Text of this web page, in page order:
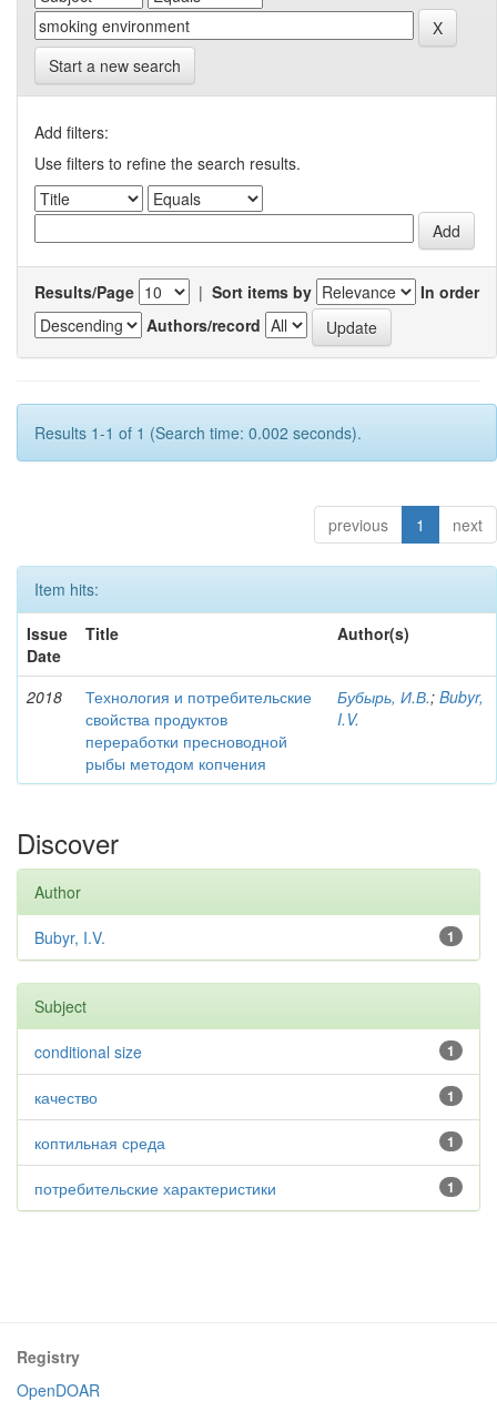
Start a new search
Add filters:
Use filters to refine the search results.
Results/Page | Sort items by
In order
Authors/record
Results 1-1 of 1 (Search time: 0.002 seconds).
previous 1 next
Item hits:
Issue
Date
Title Author(s)
2018
Технология и потребительские
свойства продуктов
переработки пресноводной
рыбы методом копчения
Бубырь, И.В.; Bubyr,
I.V.
Discover
Author
1
Bubyr, I.V.
Subject
1
conditional size
1
качество
1
коптильная среда
1
потребительские характеристики
Registry
OpenDOAR